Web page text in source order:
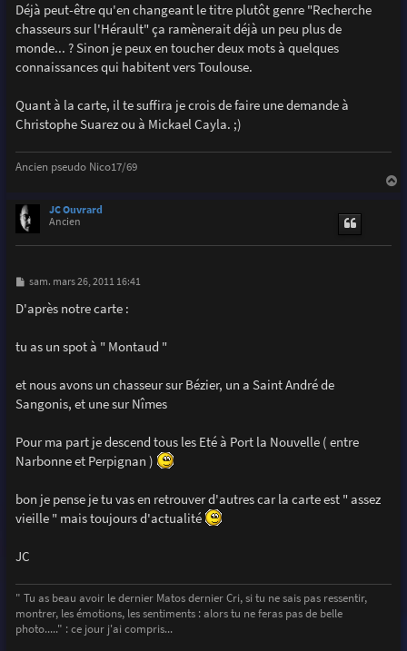
Déjà peut-être qu'en changeant le titre plutôt genre "Recherche
chasseurs sur l'Hérault" ça ramènerait déjà un peu plus de
monde... ? Sinon je peux en toucher deux mots à quelques
connaissances qui habitent vers Toulouse.
Quant à la carte, il te suffira je crois de faire une demande à
Christophe Suarez ou à Mickael Cayla. ;)
Ancien pseudo Nico17/69
JC Ouvrard
Ancien
M
s
s
e
sam. mars 26, 2011 16:41
D'après notre carte :
tu as un spot à " Montaud "
et nous avons un chasseur sur Bézier, un a Saint André de
Sangonis, et une sur Nîmes
Pour ma part je descend tous les Eté à Port la Nouvelle ( entre
Narbonne et Perpignan )
bon je pense je tu vas en retrouver d'autres car la carte est " assez
vieille " mais toujours d'actualité
JC
" Tu as beau avoir le dernier Matos dernier Cri, si tu ne sais pas ressentir,
montrer, les émotions, les sentiments : alors tu ne feras pas de belle
photo....." : ce jour j'ai compris...